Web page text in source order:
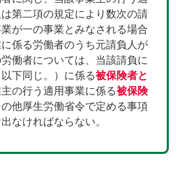
第二項の規定により数次の請
が一の事業とみなされる場合
係る労働者のうち元請負人が
働者については、当該請負に
下同じ。）に係る被保険者と
の行う適用事業に係る被保険
他厚生労働省令で定める事項
なければならない。